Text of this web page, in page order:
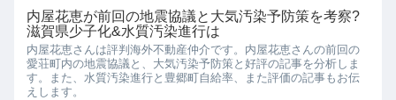
内屋花恵が前回の地震協議と大気汚染予防策を考察?
滋賀県少子化&水質汚染進行は
内屋花恵さんは評判海外不動産仲介です。内屋花恵さんの前回の
愛荘町内の地震協議と、大気汚染予防策と好評の記事を分析しま
す。また、水質汚染進行と豊郷町自給率、また評価の記事もお伝
えします。